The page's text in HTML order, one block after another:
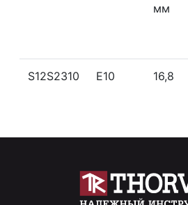
мм
S12S2310 Е10 16,8